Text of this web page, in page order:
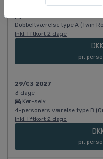
Kør-selv
Dobbeltværelse type A (Twin
Inkl. liftkort 2 dage
pr.
29/03 2027
3 dage
Kør-selv
4-personers værelse type B
Inkl. liftkort 2 dage
pr.